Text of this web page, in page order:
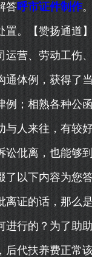
答呼市证件制作
置。【赞扬通道
运营、劳动工伤
通体例，获得了
例；相熟各种公
人来往，有较好
讼仳离，也能够
以下内容为您
离证的话，那么
进行的？为了助
后代扶养费正常